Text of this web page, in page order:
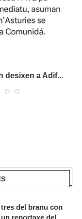
desixen a Adif...
del branu con
reportaxe del